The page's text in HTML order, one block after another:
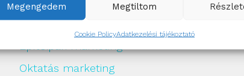
Megengedem Megtiltom
Cookie PolicyAdatkezelési tájékoztató
Gasztromarketing
Oktatás marketing